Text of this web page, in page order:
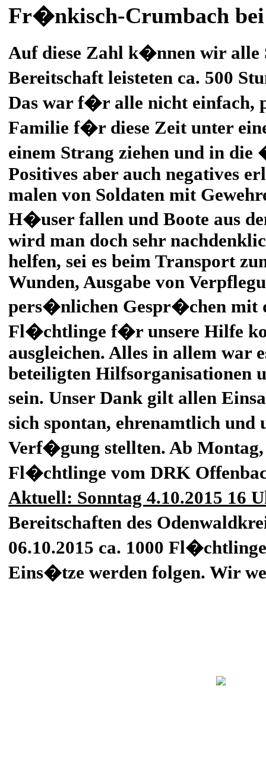
Fr�nkisch-Crumbach
Auf diese Zahl k�nnen wir
Bereitschaft leisteten ca. 500
Das war f�r alle nicht einfach,
Familie f�r diese Zeit unter
einem Strang ziehen und in
Positives aber auch negatives
malen von Soldaten mit
H�user fallen und Boote aus
wird man doch sehr
helfen, sei es beim Transport
Wunden, Ausgabe von
pers�nlichen Gespr�chen mit
Fl�chtlinge f�r unsere Hilfe
ausgleichen. Alles in allem war
beteiligten Hilfsorganisationen
sein. Unser Dank gilt allen
sich spontan, ehrenamtlich
Verf�gung stellten. Ab
Fl�chtlinge vom DRK
Aktuell: Sonntag 4.10.2015 16
Bereitschaften des
06.10.2015 ca. 1000
Eins�tze werden folgen. Wir